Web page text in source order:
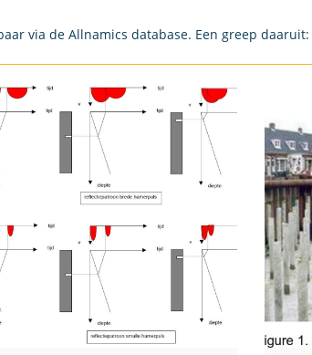
via de Allnamics database. Een greep daaruit: